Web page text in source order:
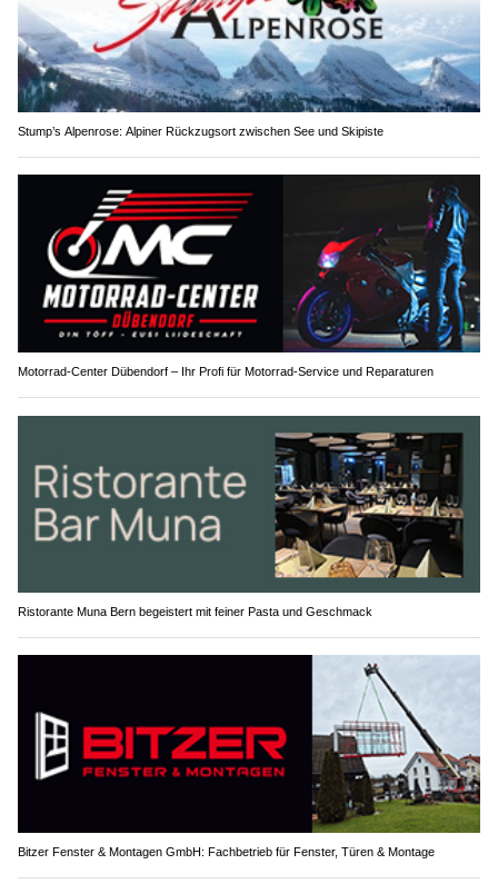
Stump’s Alpenrose: Alpiner Rückzugsort zwischen See und Skipiste
Motorrad-Center Dübendorf – Ihr Profi für Motorrad-Service und Reparaturen
Ristorante Muna Bern begeistert mit feiner Pasta und Geschmack
Bitzer Fenster & Montagen GmbH: Fachbetrieb für Fenster, Türen & Montage